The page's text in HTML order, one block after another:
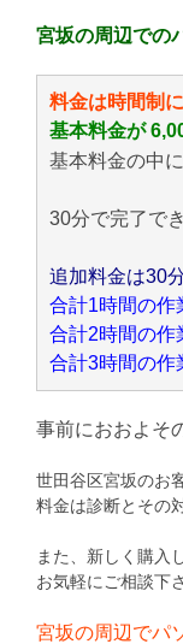
宮坂の周辺での
料金は時間制
基本料金が
基本料金の中
30分で完了で
追加料金は30
合計1時間の
合計2時間の
合計3時間の作
事前におおよそ
世田谷区宮坂のお
料金は診断とその
また、新しく購入
お気軽にご相談下
宮坂の周辺でパ